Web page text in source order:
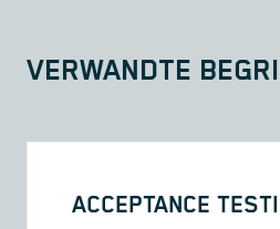
VERWANDTE
ACCEPTANCE